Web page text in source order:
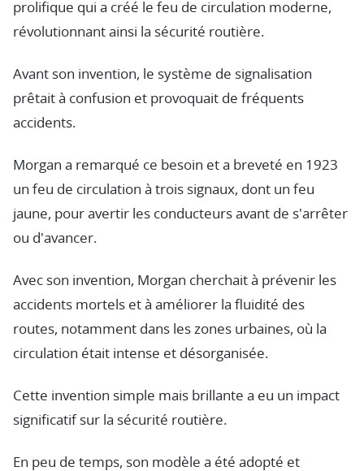
prolifique qui a créé le feu de circulation moderne,
révolutionnant ainsi la sécurité routière.
Avant son invention, le système de signalisation
prêtait à confusion et provoquait de fréquents
accidents.
Morgan a remarqué ce besoin et a breveté en 1923
un feu de circulation à trois signaux, dont un feu
jaune, pour avertir les conducteurs avant de s'arrêter
ou d'avancer.
Avec son invention, Morgan cherchait à prévenir les
accidents mortels et à améliorer la fluidité des
routes, notamment dans les zones urbaines, où la
circulation était intense et désorganisée.
Cette invention simple mais brillante a eu un impact
significatif sur la sécurité routière.
En peu de temps, son modèle a été adopté et